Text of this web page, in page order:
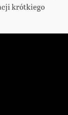
krótkiego